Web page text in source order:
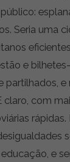
Seria uma
e
partilhados,
claro, com
e